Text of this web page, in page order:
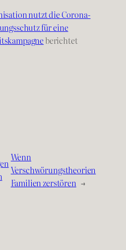
nutzt die Corona-
für eine
berichtet
Wenn
Verschwörungstheorien
Familien zerstören →